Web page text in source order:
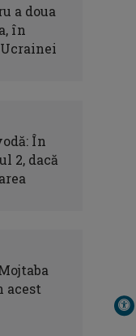
a doua
în
În
2, dacă
acest